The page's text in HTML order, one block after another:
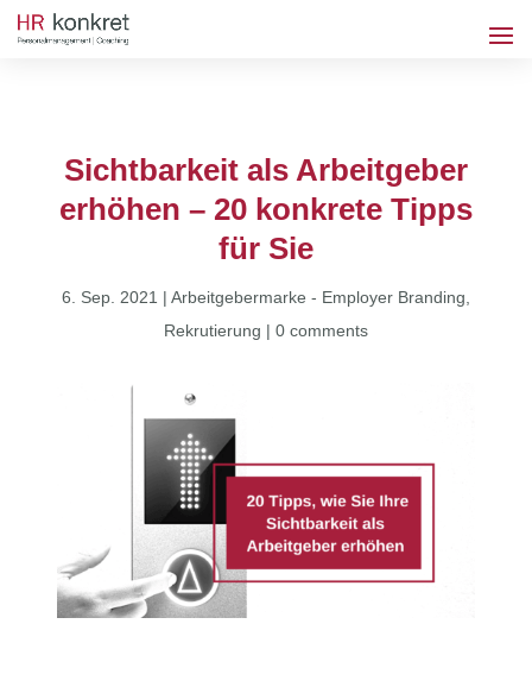
Sichtbarkeit als Arbeitgeber
erhöhen – 20 konkrete Tipps
für Sie
6. Sep. 2021 | Arbeitgebermarke - Employer Branding
Rekrutierung | 0 comments